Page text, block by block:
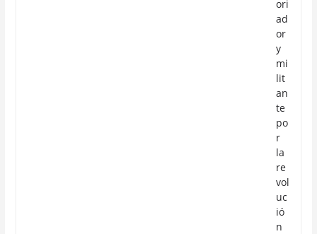
ori
ad
or
y
mi
lit
an
te
po
r
la
re
vol
uc
ió
n